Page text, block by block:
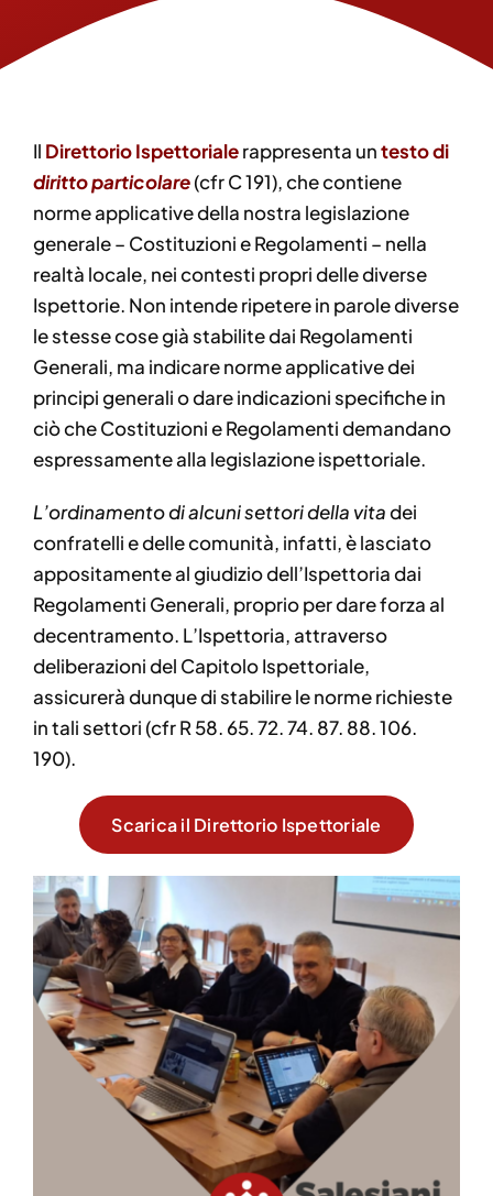
Il Direttorio Ispettorialerappresenta untesto di
diritto particolare(cfr C 191), che contiene
norme applicative della nostra legislazione
generale – Costituzioni e Regolamenti – nella
realtà locale, nei contesti propri delle diverse
Ispettorie. Non intende ripetere in parole diverse
le stesse cose già stabilite dai Regolamenti
Generali, ma indicare norme applicative dei
principi generali o dare indicazioni specifiche in
ciò che Costituzioni e Regolamenti demandano
espressamente alla legislazione ispettoriale.
L’ordinamento di alcuni settori della vitadei
confratelli e delle comunità, infatti, è lasciato
appositamente al giudizio dell’Ispettoria dai
Regolamenti Generali, proprio per dare forza al
decentramento. L’Ispettoria, attraverso
deliberazioni del Capitolo Ispettoriale,
assicurerà dunque di stabilire le norme richieste
in tali settori (cfr R 58. 65. 72. 74. 87. 88. 106.
190).
Scarica il Direttorio Ispettoriale